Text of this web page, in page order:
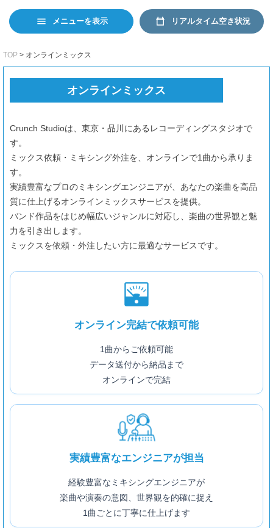
日本語 EN
メニューを表示 リアルタイム空き状況
TOP オンラインミックス
オンラインミックス
Crunch Studioは、東京・品川にあるレコーディングスタジオで
す。
ミックス依頼・ミキシング外注を、オンラインで1曲から承りま
す。
実績豊富なプロのミキシングエンジニアが、あなたの楽曲を高品
質に仕上げるオンラインミックスサービスを提供。
バンド作品をはじめ幅広いジャンルに対応し、楽曲の世界観と魅
力を引き出します。
ミックスを依頼・外注したい方に最適なサービスです。
オンライン完結で依頼可能
1曲からご依頼可能
データ送付から納品まで
オンラインで完結
実績豊富なエンジニアが担当
経験豊富なミキシングエンジニアが
楽曲や演奏の意図、世界観を的確に捉え
1曲ごとに丁寧に仕上げます